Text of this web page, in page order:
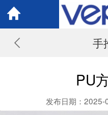
手
PU
发布日期：2025-